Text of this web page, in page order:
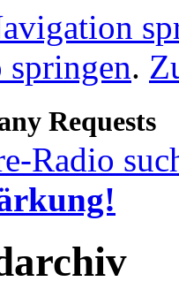
springen.
Radio